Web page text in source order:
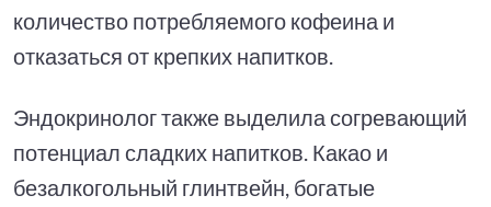
количество потребляемого кофеина и
отказаться от крепких напитков.
Эндокринолог также выделила согревающий
потенциал сладких напитков. Какао и
безалкогольный глинтвейн, богатые